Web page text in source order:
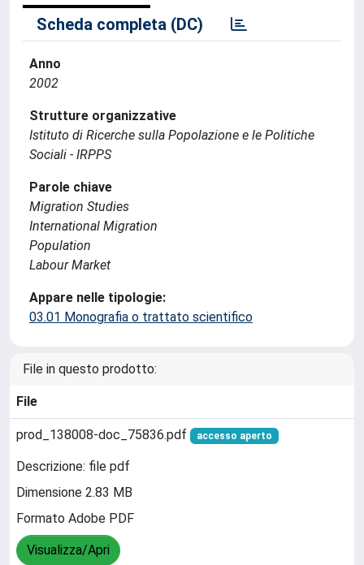
Scheda completa (DC)
Anno
2002
Strutture organizzative
Istituto di Ricerche sulla Popolazione e le Politiche
Sociali - IRPPS
Parole chiave
Migration Studies
International Migration
Population
Labour Market
Appare nelle tipologie:
03.01 Monografia o trattato scientifico
File in questo prodotto:
File
prod_138008-doc_75836.pdf accesso aperto
Descrizione: file pdf
Dimensione 2.83 MB
Formato Adobe PDF
Visualizza/Apri